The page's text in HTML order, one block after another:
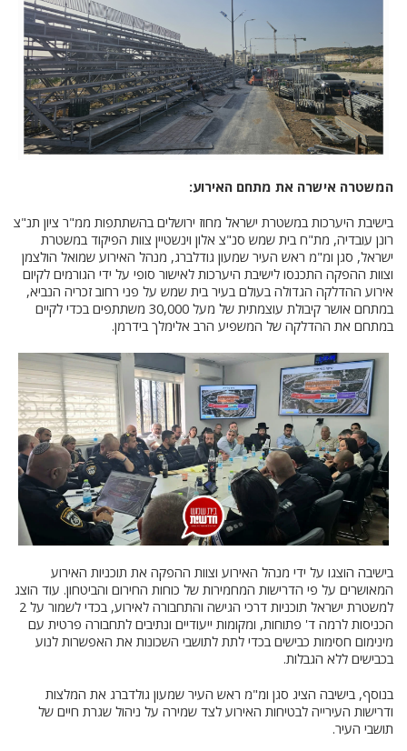
המשטרה אישרה את מתחם האירוע:
בישיבת היערכות במשטרת ישראל מחוז ירושלים בהשתתפות ממ"ר ציון תנ"צ
רונן עובדיה, מת"ח בית שמש סנ"צ אלון וינשטיין צוות הפיקוד במשטרת
ישראל, סגן ומ"מ ראש העיר שמעון גודלברג, מנהל האירוע שמואל הולצמן
וצוות ההפקה התכנסו לישיבת היערכות לאישור סופי על ידי הגורמים לקיום
אירוע ההדלקה הגדולה בעולם בעיר בית שמש על פני רחוב זכריה הנביא,
במתחם אושר קיבולת עוצמתית של מעל 30,000 משתתפים בכדי לקיים
במתחם את ההדלקה של המשפיע הרב אלימלך בידרמן.
בישיבה הוצגו על ידי מנהל האירוע וצוות ההפקה את תוכניות האירוע
המאושרים על פי הדרישות המחמירות של כוחות החירום והביטחון. עוד הוצג
למשטרת ישראל תוכניות דרכי הגישה והתחבורה לאירוע, בכדי לשמור על 2
הכניסות לרמה ד' פתוחות, ומקומות ייעודיים ונתיבים לתחבורה פרטית עם
מינימום חסימות כבישים בכדי לתת לתושבי השכונות את האפשרות לנוע
בכבישים ללא הגבלות.
בנוסף, בישיבה הציג סגן ומ"מ ראש העיר שמעון גולדברג את המלצות
ודרישות העירייה לבטיחות האירוע לצד שמירה על ניהול שגרת חיים של
תושבי העיר.